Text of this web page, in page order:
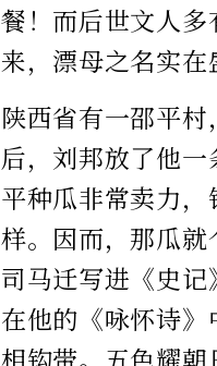
餐！而后世文人
来，漂母之名实在
陕西省有一邵平
后，刘邦放了他
平种瓜非常卖力
样。因而，那瓜
司马迁写进《史
在他的《咏怀诗
相钩带。五色耀